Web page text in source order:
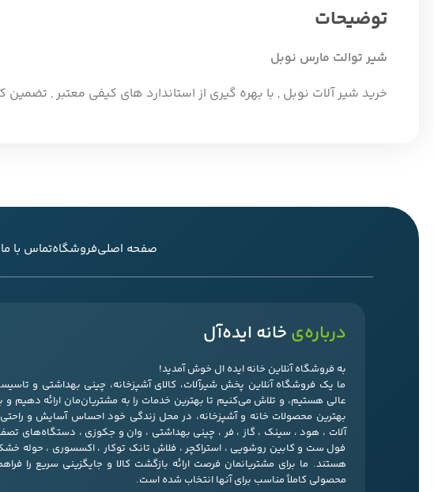
توضیحات
شیر توالت مارس نوبل
خرید شیر آلات نوبل , با بهره گیری از استاندارد های کیفی معتبر ,
صفحه اصلیفروشگاهتماس با ما
درباره‌ی خانه ایده‌آل
به فروشگاه آنلاین خانه ایده ال خوش آمدید!
ما یک فروشگاه آنلاین پخش شیرآلات، کالای آشپزخانه، چینی بهداشتی و
عالی هستیم، و تلاش می‌کنیم تا بهترین خدمات را به مشتریان‌مان ارائه دهیم و
بهترین محصولات خانه و آشپزخانه، در محل زندگی خود احساس آسایش و
آلات ، هود ، سینک ، گاز ، فر ، چینی بهداشتی ، وان و جکوزی ، دستگاه‌های
فول ست و کابین روشویی ، استراکچر ، فلاش تانک توکار ، اکسسوری ، حوله
هستند. ما برای مشتریانمان فرصت ارائه بازگشت کالا و جایگزینی سریع را
محصولی کاملاً مناسب برای آنها انتخاب شده است.